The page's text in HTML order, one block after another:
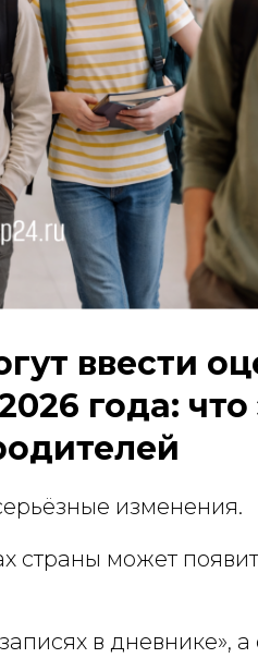
ввести
года: что
изменения.
страны может
в дневнике», а